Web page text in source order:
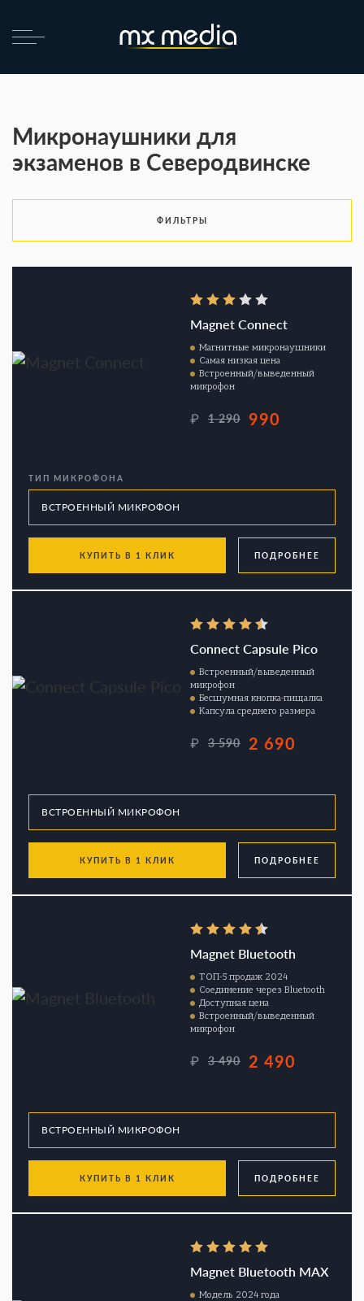
Микронаушники для
экзаменов в Северодвинске
ФИЛЬТРЫ
Magnet Connect
Магнитные микронаушники
Самая низкая цена
Встроенный/выведенный
микрофон
₽ 1 290 990
ТИП МИКРОФОНА
КУПИТЬ В 1 КЛИК ПОДРОБНЕЕ
Connect Capsule Pico
Встроенный/выведенный
микрофон
Бесшумная кнопка-пищалка
Капсула среднего размера
₽ 3 590 2 690
КУПИТЬ В 1 КЛИК ПОДРОБНЕЕ
Magnet Bluetooth
ТОП-5 продаж 2024
Соединение через Bluetooth
Доступная цена
Встроенный/выведенный
микрофон
₽ 3 490 2 490
КУПИТЬ В 1 КЛИК ПОДРОБНЕЕ
Magnet Bluetooth MAX
Модель 2024 года